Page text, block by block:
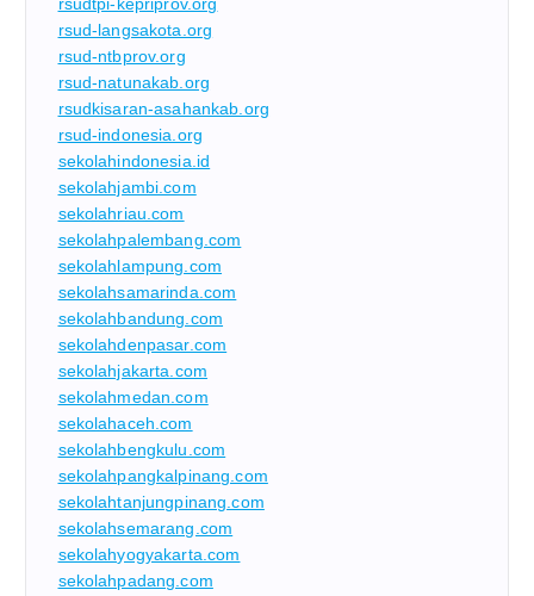
rsudtpi-kepriprov.org
rsud-langsakota.org
rsud-ntbprov.org
rsud-natunakab.org
rsudkisaran-asahankab.org
rsud-indonesia.org
sekolahindonesia.id
sekolahjambi.com
sekolahriau.com
sekolahpalembang.com
sekolahlampung.com
sekolahsamarinda.com
sekolahbandung.com
sekolahdenpasar.com
sekolahjakarta.com
sekolahmedan.com
sekolahaceh.com
sekolahbengkulu.com
sekolahpangkalpinang.com
sekolahtanjungpinang.com
sekolahsemarang.com
sekolahyogyakarta.com
sekolahpadang.com